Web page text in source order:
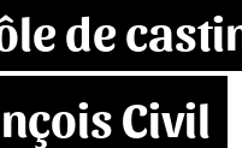
de
Civil